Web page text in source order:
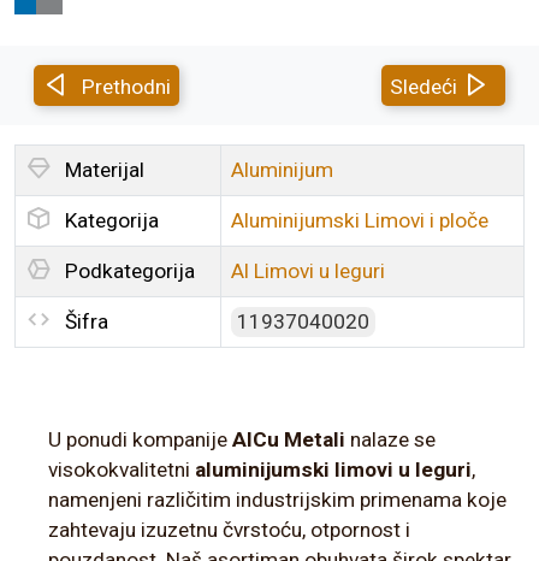
Prethodni Sledeći
Materijal Aluminijum
Kategorija Aluminijumski Limovi i ploče
Podkategorija Al Limovi u leguri
Šifra 11937040020
U ponudi kompanije AlCu Metali nalaze se
visokokvalitetni aluminijumski limovi u leguri,
namenjeni različitim industrijskim primenama koje
zahtevaju izuzetnu čvrstoću, otpornost i